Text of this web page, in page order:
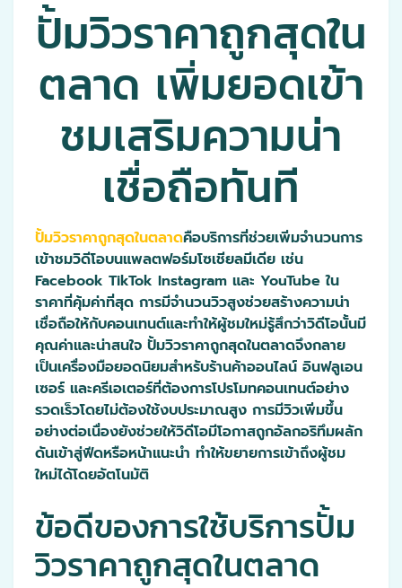
ปั้มวิวราคาถูกสุดใน
ตลาด เพิ่มยอดเข้า
ชมเสริมความน่า
เชื่อถือทันที
ปั้มวิวราคาถูกสุดในตลาดคือบริการที่ช่วยเพิ่มจำนวนการ
เข้าชมวิดีโอบนแพลตฟอร์มโซเชียลมีเดีย เช่น
Facebook TikTok Instagram และ YouTube ใน
ราคาที่คุ้มค่าที่สุด การมีจำนวนวิวสูงช่วยสร้างความน่า
เชื่อถือให้กับคอนเทนต์และทำให้ผู้ชมใหม่รู้สึกว่าวิดีโอนั้นมี
คุณค่าและน่าสนใจ ปั้มวิวราคาถูกสุดในตลาดจึงกลาย
เป็นเครื่องมือยอดนิยมสำหรับร้านค้าออนไลน์ อินฟลูเอน
เซอร์ และครีเอเตอร์ที่ต้องการโปรโมทคอนเทนต์อย่าง
รวดเร็วโดยไม่ต้องใช้งบประมาณสูง การมีวิวเพิ่มขึ้น
อย่างต่อเนื่องยังช่วยให้วิดีโอมีโอกาสถูกอัลกอริทึมผลัก
ดันเข้าสู่ฟีดหรือหน้าแนะนำ ทำให้ขยายการเข้าถึงผู้ชม
ใหม่ได้โดยอัตโนมัติ
ข้อดีของการใช้บริการปั้ม
วิวราคาถูกสุดในตลาด